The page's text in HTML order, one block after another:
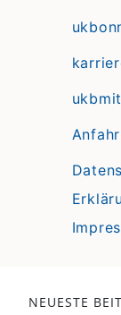
NEUESTE